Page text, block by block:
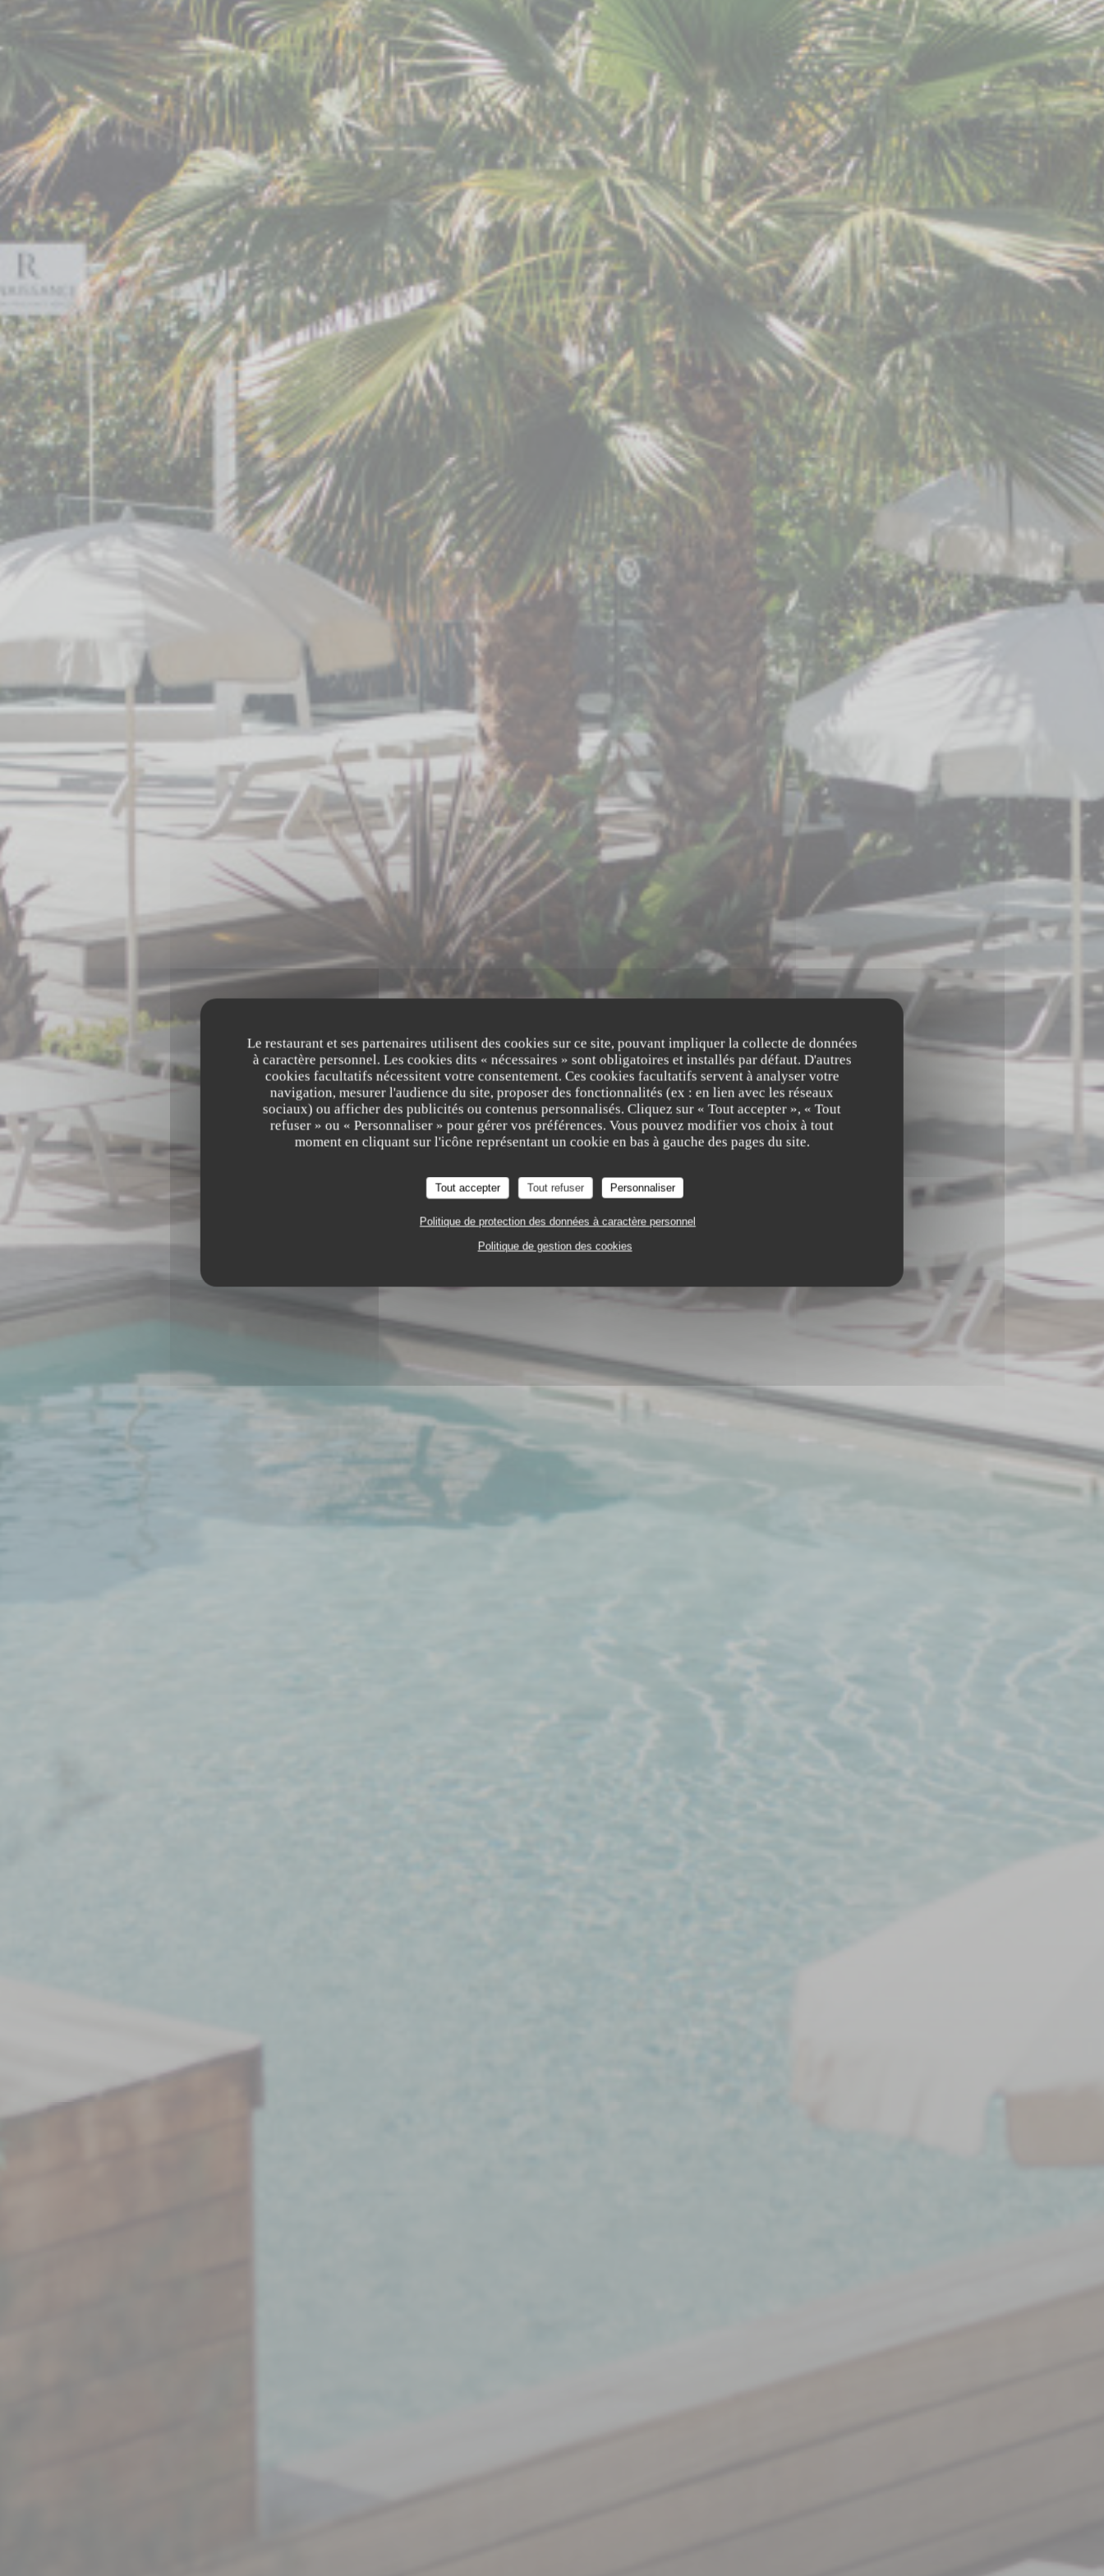
Le restaurant et ses partenaires utilisent des cookies sur ce site, pouvant impliquer la collecte de données
à caractère personnel. Les cookies dits « nécessaires » sont obligatoires et installés par défaut. D'autres
cookies facultatifs nécessitent votre consentement. Ces cookies facultatifs servent à analyser votre
navigation, mesurer l'audience du site, proposer des fonctionnalités (ex : en lien avec les réseaux
sociaux) ou afficher des publicités ou contenus personnalisés. Cliquez sur « Tout accepter », « Tout
refuser » ou « Personnaliser » pour gérer vos préférences. Vous pouvez modifier vos choix à tout
moment en cliquant sur l'icône représentant un cookie en bas à gauche des pages du site.
Tout accepter Tout refuser Personnaliser
Politique de protection des données à caractère personnel
Politique de gestion des cookies
320 AVENUE WOLFGANG AMADEUS MOZART, 13100 AIX-EN-PROVENCE 13100 AIX-EN-PROVENCE